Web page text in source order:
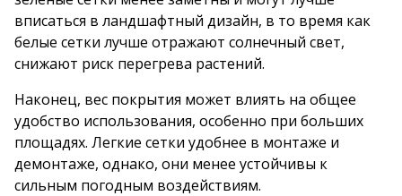
вписаться в ландшафтный дизайн, в то время как
белые сетки лучше отражают солнечный свет,
снижают риск перегрева растений.
Наконец, вес покрытия может влиять на общее
удобство использования, особенно при больших
площадях. Легкие сетки удобнее в монтаже и
демонтаже, однако, они менее устойчивы к
сильным погодным воздействиям.